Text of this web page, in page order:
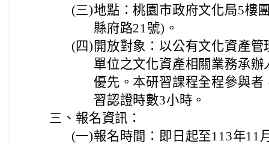
(三)地點：桃園市政府文化局5樓
縣府路21號)。
(四) 開放對象：以公有文化資產
單位之文化資產相關業務承
優先。本研習課程全程參與
習認證時數3小時。
三、 報名資訊：
(一)報名時間：即日起至113年11